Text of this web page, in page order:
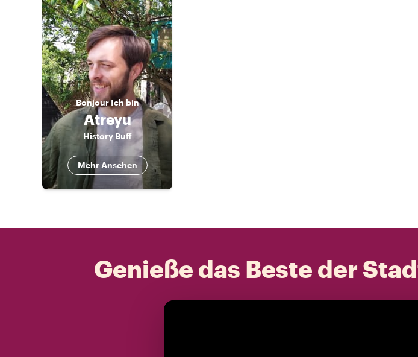
BonjourIch bin
Atreyu
History Buff
Mehr Ansehen
Genieße das Beste der